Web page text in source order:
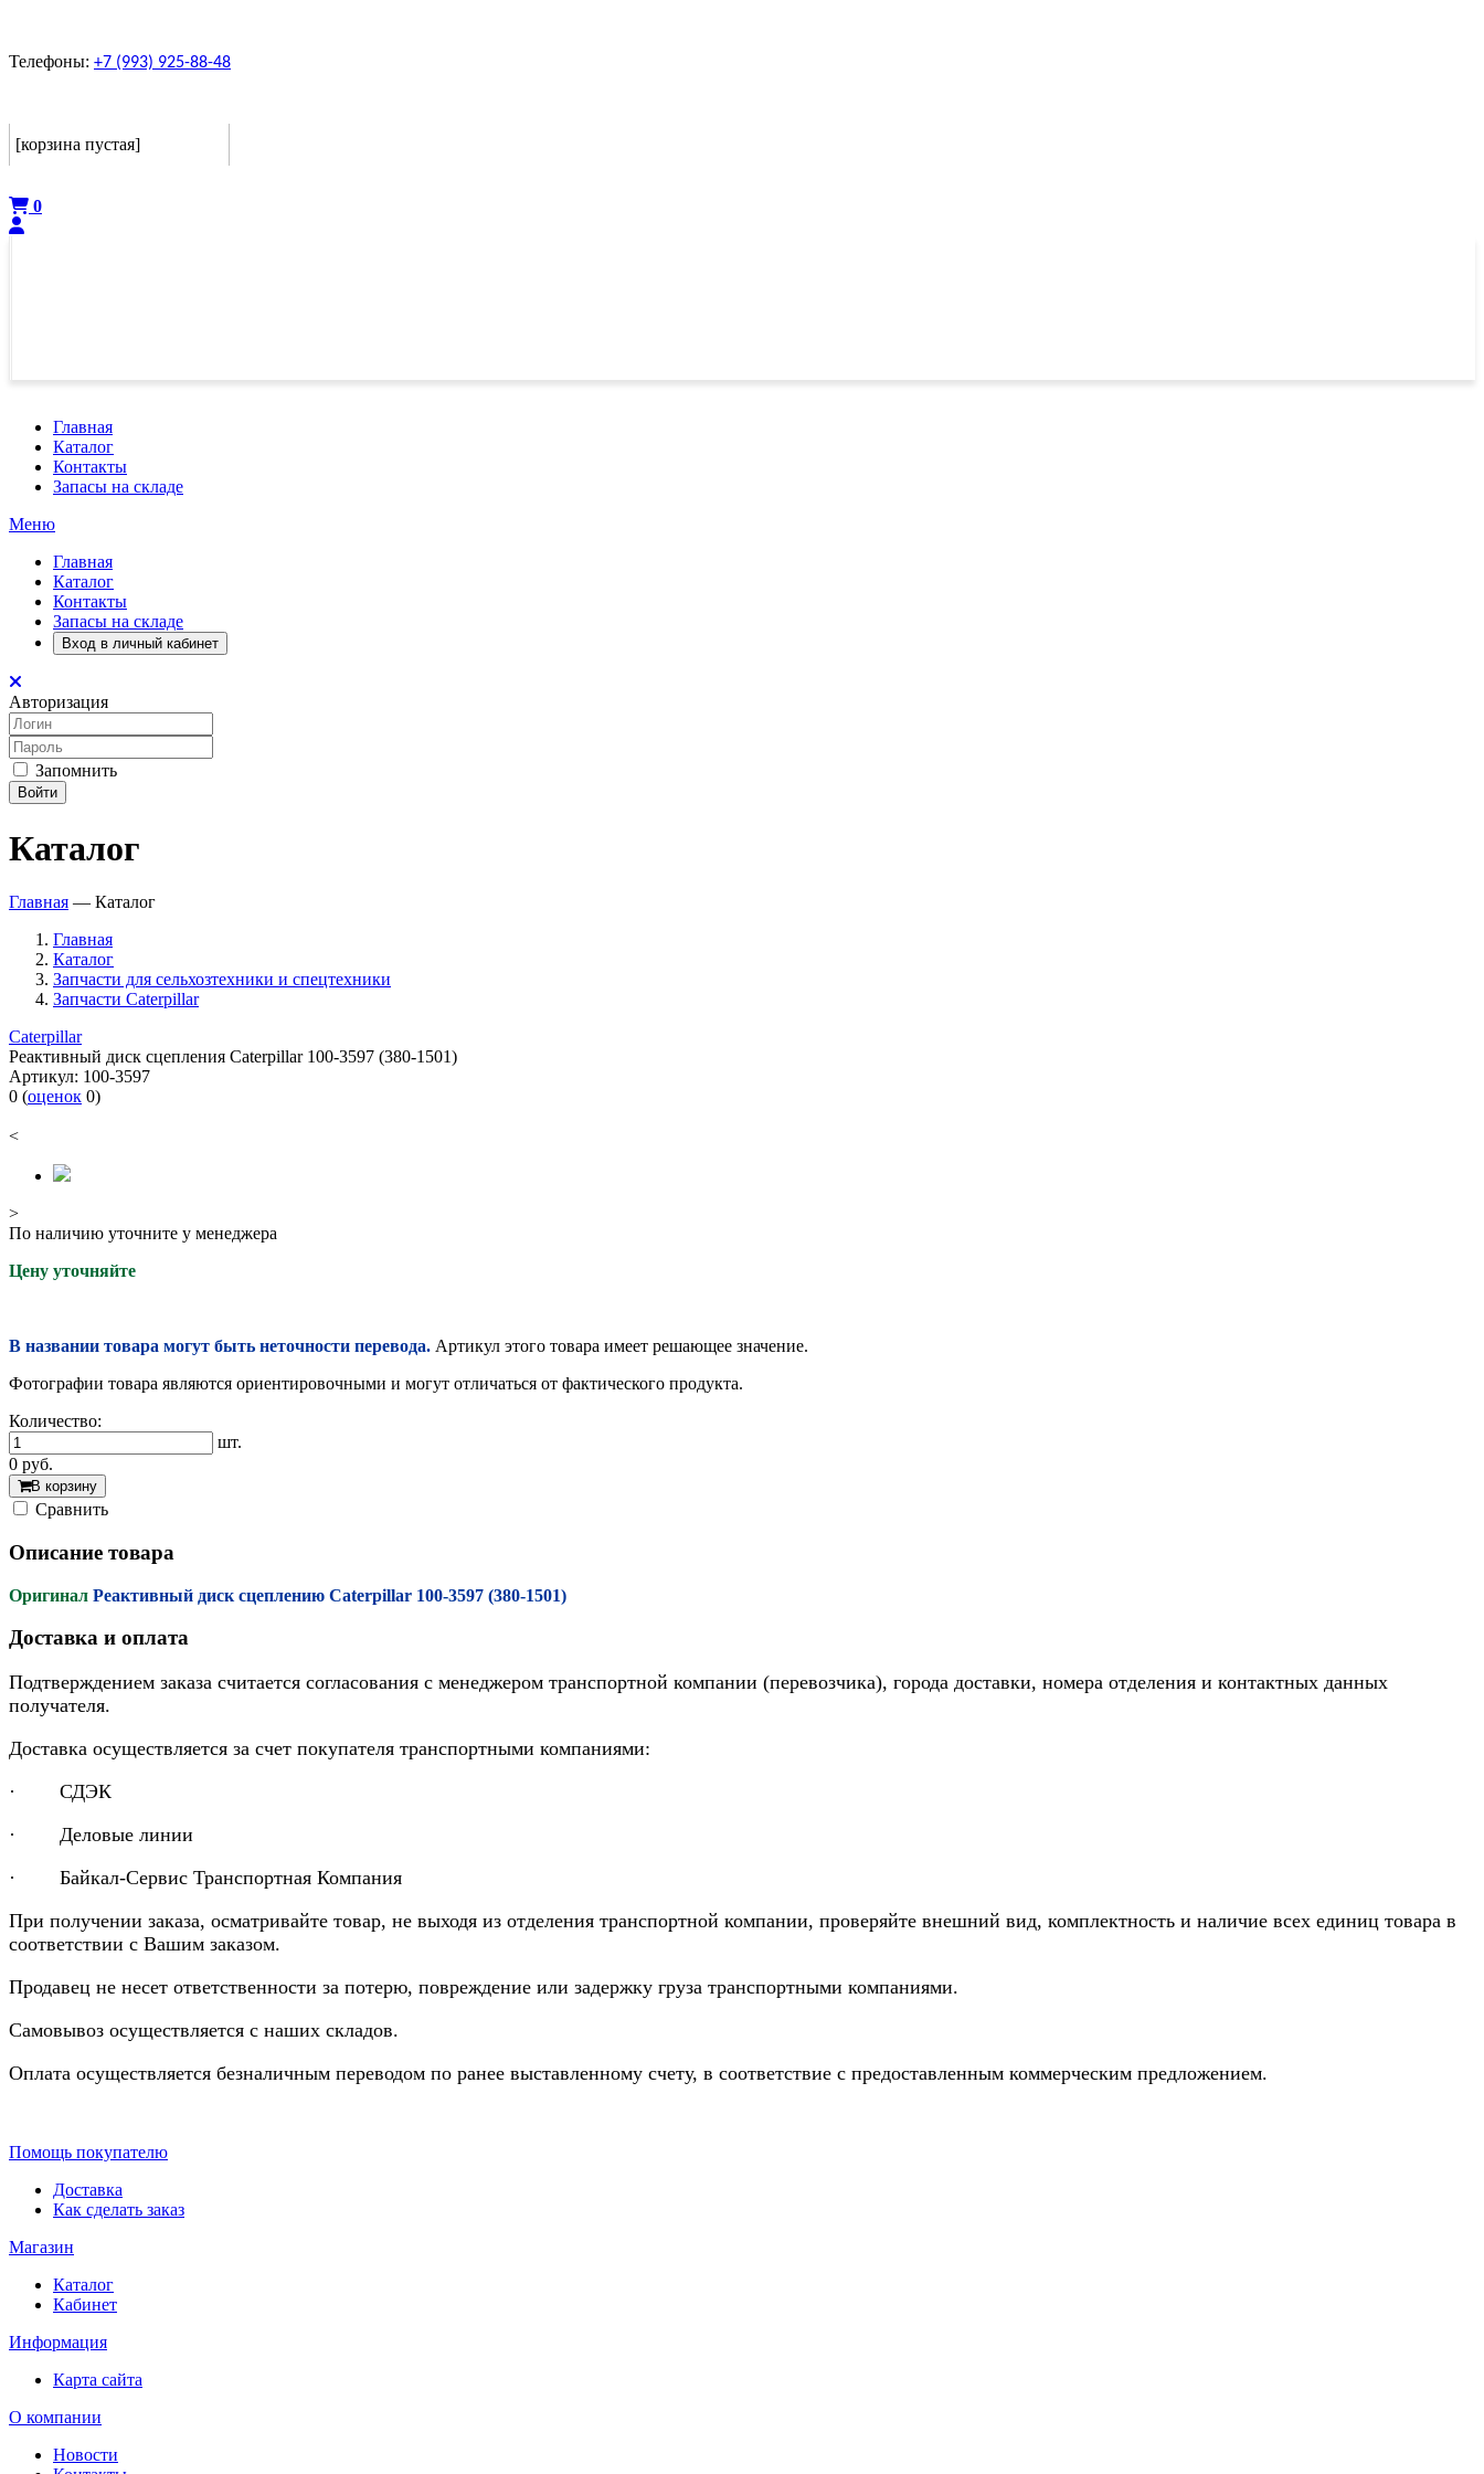
Телефоны: +7 (993) 925-88-48
[корзина пустая]
0
Главная
Каталог
Контакты
Запасы на складе
Меню
Главная
Каталог
Контакты
Запасы на складе
Вход в личный кабинет
Авторизация
Запомнить
Войти
Каталог
Главная — Каталог
Главная
Каталог
Запчасти для сельхозтехники и спецтехники
Запчасти Caterpillar
Caterpillar
Реактивный диск сцепления Caterpillar 100-3597 (380-1501)
Артикул: 100-3597
0 (оценок 0)
<
>
По наличию уточните у менеджера
Цену уточняйте
В названии товара могут быть неточности перевода. Артикул этого товара имеет решающее значение.
Фотографии товара являются ориентировочными и могут отличаться от фактического продукта.
Количество:
шт.
0 руб.
В корзину
Cравнить
Описание товара
Оригинал Реактивный диск сцеплению Caterpillar 100-3597 (380-1501)
Доставка и оплата
Подтверждением заказа считается согласования с менеджером транспортной компании (перевозчика), города доставки, номера отделения и контактных данных
получателя.
Доставка осуществляется за счет покупателя транспортными компаниями:
· СДЭК
· Деловые линии
· Байкал-Сервис Транспортная Компания
При получении заказа, осматривайте товар, не выходя из отделения транспортной компании, проверяйте внешний вид, комплектность и наличие всех единиц товара в
соответствии с Вашим заказом.
Продавец не несет ответственности за потерю, повреждение или задержку груза транспортными компаниями.
Самовывоз осуществляется с наших складов.
Оплата осуществляется безналичным переводом по ранее выставленному счету, в соответствие с предоставленным коммерческим предложением.
Помощь покупателю
Доставка
Как сделать заказ
Магазин
Каталог
Кабинет
Информация
Карта сайта
О компании
Новости